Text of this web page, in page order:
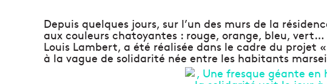
Depuis quelques jours, sur l’un des murs de la
aux couleurs chatoyantes : rouge, orange, bleu,
Louis Lambert, a été réalisée dans le cadre du projet
à la vague de solidarité née entre les habitants